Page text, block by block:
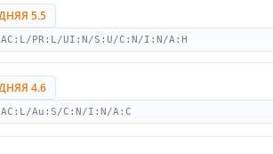
5.5
PR:L/UI:N/S:U/C:N/I:N/A:H
4.6
Au:S/C:N/I:N/A:C